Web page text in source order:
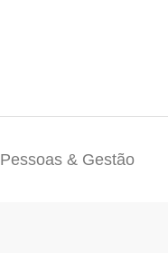
Pessoas & Gestão